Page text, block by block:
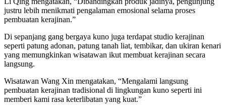
justru lebih menikmati pengalaman emosional selama proses
pembuatan kerajinan.”
Di sepanjang gang bergaya kuno juga terdapat studio kerajinan
seperti patung adonan, patung tanah liat, tembikar, dan ukiran kenari
yang memungkinkan wisatawan ikut membuat kerajinan secara
langsung.
Wisatawan Wang Xin mengatakan, “Mengalami langsung
pembuatan kerajinan tradisional di lingkungan kuno seperti ini
memberi kami rasa keterlibatan yang kuat.”